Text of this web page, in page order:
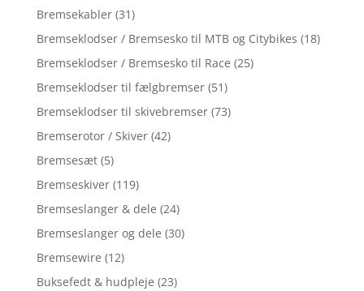
Bremsekabler (31)
Bremseklodser / Bremsesko til MTB og Citybikes (18)
Bremseklodser / Bremsesko til Race (25)
Bremseklodser til fælgbremser (51)
Bremseklodser til skivebremser (73)
Bremserotor / Skiver (42)
Bremsesæt (5)
Bremseskiver (119)
Bremseslanger & dele (24)
Bremseslanger og dele (30)
Bremsewire (12)
Buksefedt & hudpleje (23)